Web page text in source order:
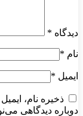
دیدگاه *
نام *
ایمیل *
ذخیره نام،
دوباره دیدگاهی